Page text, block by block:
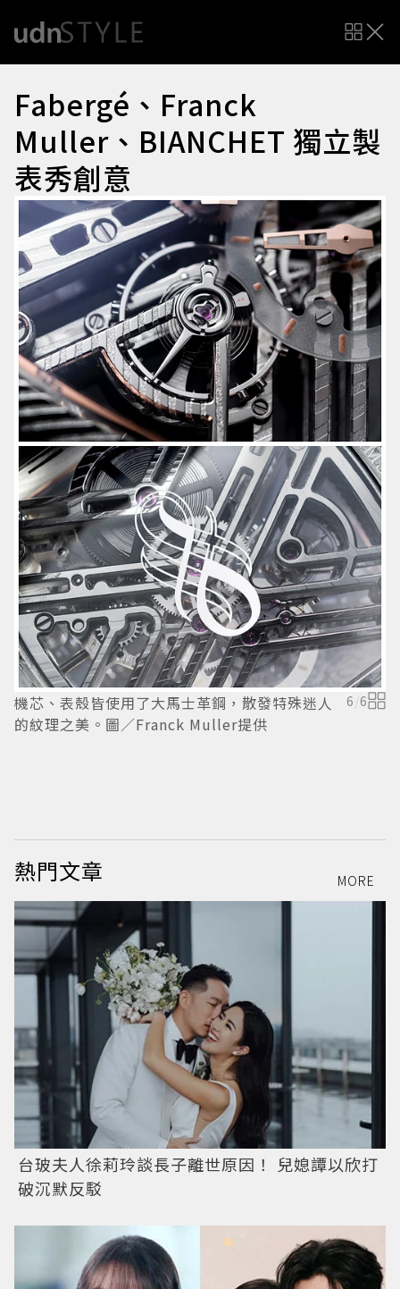
Fabergé、Franck
Muller、BIANCHET 獨立製
表秀創意
機芯、表殼皆使用了大馬士革鋼，散發特殊迷人
的紋理之美。圖／Franck Muller提供
6/6
熱門文章 MORE
台玻夫人徐莉玲談長子離世原因！ 兒媳譚以欣打
破沉默反駁